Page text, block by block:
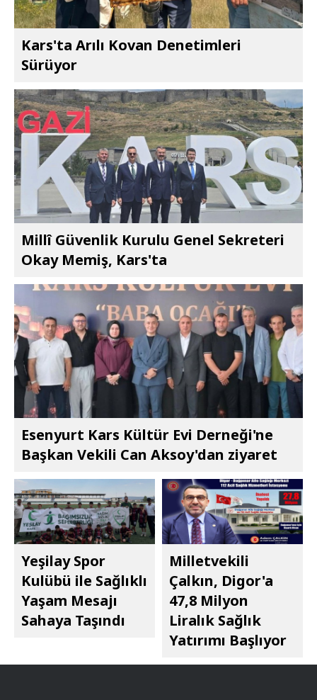
Kars'ta Arılı Kovan Denetimleri
Sürüyor
Millî Güvenlik Kurulu Genel Sekreteri
Okay Memiş, Kars'ta
Esenyurt Kars Kültür Evi Derneği'ne
Başkan Vekili Can Aksoy'dan ziyaret
Yeşilay Spor
Kulübü ile Sağlıklı
Yaşam Mesajı
Sahaya Taşındı
Milletvekili
Çalkın, Digor'a
47,8 Milyon
Liralık Sağlık
Yatırımı Başlıyor